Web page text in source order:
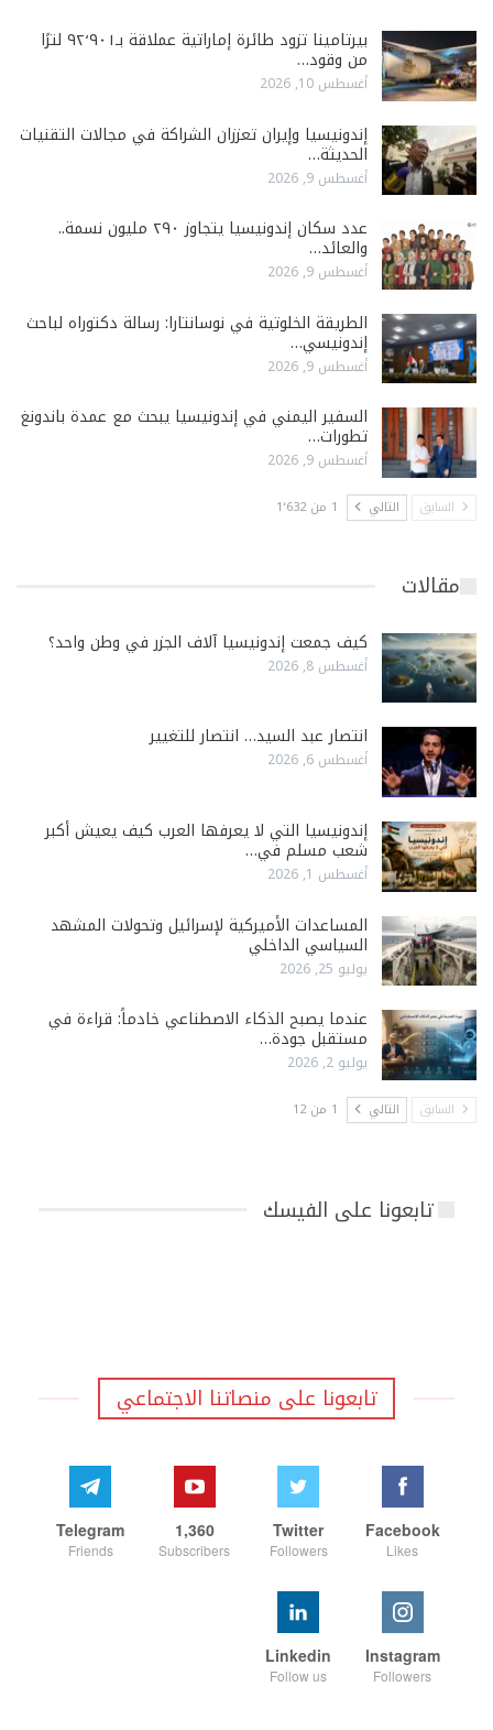
بيرتامينا تزود طائرة إماراتية عملاقة بـ٩٢٬٩٠١ لترًا
من وقود…
أغسطس 10, 2026
إندونيسيا وإيران تعززان الشراكة في مجالات التقنيات
الحديثة…
أغسطس 9, 2026
عدد سكان إندونيسيا يتجاوز ٢٩٠ مليون نسمة..
والعائد…
أغسطس 9, 2026
الطريقة الخلوتية في نوسانتارا: رسالة دكتوراه لباحث
إندونيسي…
أغسطس 9, 2026
السفير اليمني في إندونيسيا يبحث مع عمدة باندونغ
تطورات…
أغسطس 9, 2026
السابق التالي 1 من 1٬632
مقالات
كيف جمعت إندونيسيا آلاف الجزر في وطن واحد؟
أغسطس 8, 2026
انتصار عبد السيد… انتصار للتغيير
أغسطس 6, 2026
إندونيسيا التي لا يعرفها العرب كيف يعيش أكبر
شعب مسلم في…
أغسطس 1, 2026
المساعدات الأميركية لإسرائيل وتحولات المشهد
السياسي الداخلي
يوليو 25, 2026
عندما يصبح الذكاء الاصطناعي خادماً: قراءة في
مستقبل جودة…
يوليو 2, 2026
السابق التالي 1 من 12
تابعونا على الفيسك
تابعونا على منصاتنا الاجتماعي
Facebook
Likes
Twitter
Followers
1,360
Subscribers
Telegram
Friends
Instagram
Followers
Linkedin
Follow us